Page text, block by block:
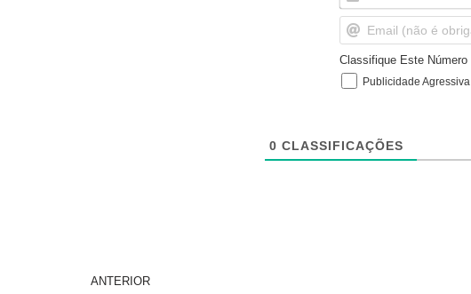
Classifique Este Número
Publicidade Agressiva
0 CLASSIFICAÇÕES
ANTERIOR